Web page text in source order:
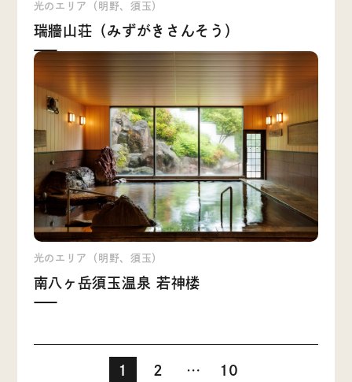
光のエリア（明野、須玉）
瑞牆山荘（みずがきさんそう）
光のエリア（明野、須玉）
南八ヶ岳須玉温泉 若神楼
1 2 … 10